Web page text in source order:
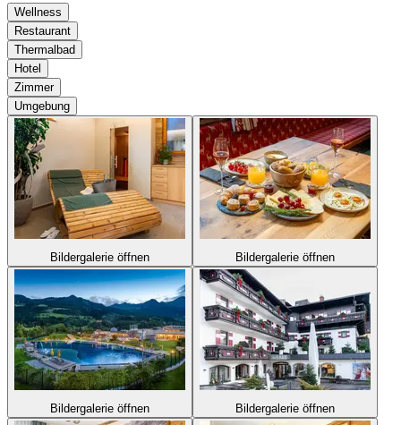
Wellness
Restaurant
Thermalbad
Hotel
Zimmer
Umgebung
Bildergalerie öffnen Bildergalerie öffnen
Bildergalerie öffnen Bildergalerie öffnen